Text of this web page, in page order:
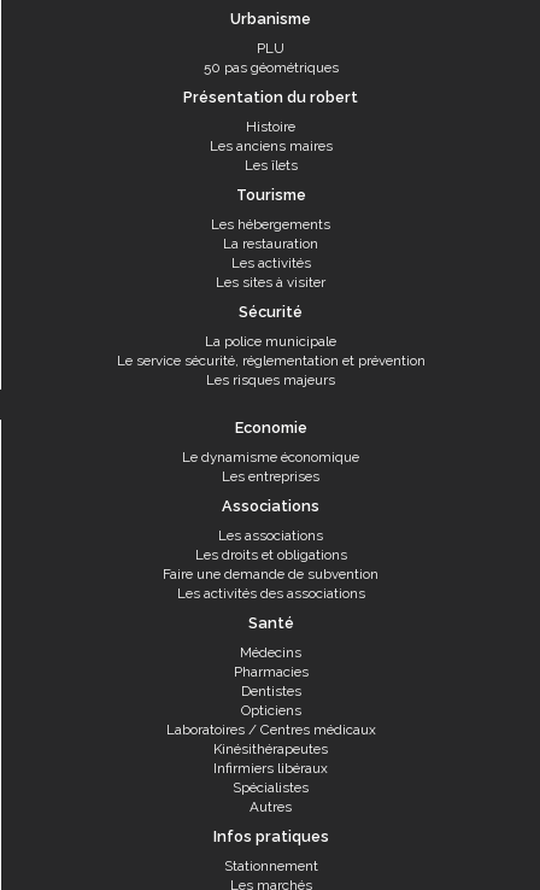
Urbanisme
PLU
50 pas géométriques
Présentation du robert
Histoire
Les anciens maires
Les îlets
Tourisme
Les hébergements
La restauration
Les activités
Les sites à visiter
Sécurité
La police municipale
Le service sécurité, réglementation et prévention
Les risques majeurs
Economie
Le dynamisme économique
Les entreprises
Associations
Les associations
Les droits et obligations
Faire une demande de subvention
Les activités des associations
Santé
Médecins
Pharmacies
Dentistes
Opticiens
Laboratoires / Centres médicaux
Kinésithérapeutes
Infirmiers libéraux
Spécialistes
Autres
Infos pratiques
Stationnement
Les marchés